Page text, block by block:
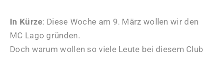
In Kürze: Diese Woche am 9. März wollen wir den
MC Lago gründen.
Doch warum wollen so viele Leute bei diesem Club